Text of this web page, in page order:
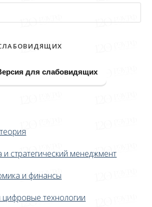
для слабовидящих
и стратегический менеджмент
и финансы
технологии